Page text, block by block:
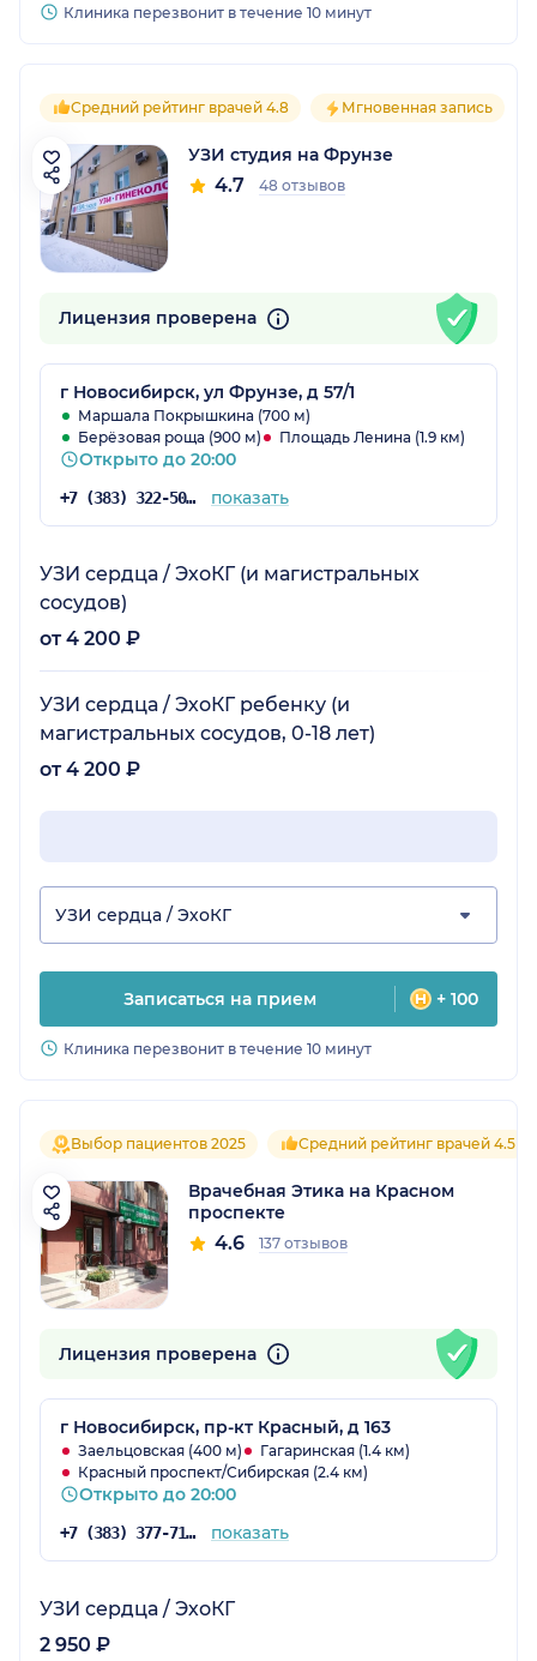
Клиника перезвонит в течение 10 минут
Средний рейтинг врачей 4.8 Мгновенная запись
УЗИ студия на Фрунзе
4.7 48 отзывов
Лицензия проверена
г Новосибирск, ул Фрунзе, д 57/1
Маршала Покрышкина (700 м)
Берёзовая роща (900 м)
Площадь Ленина (1.9 км)
Открыто до 20:00
+7 (383) 322-50-35 показать
УЗИ сердца / ЭхоКГ (и магистральных
сосудов)
от 4 200 ₽
УЗИ сердца / ЭхоКГ ребенку (и
магистральных сосудов, 0-18 лет)
от 4 200 ₽
УЗИ сердца / ЭхоКГ
Записаться на прием + 100
Клиника перезвонит в течение 10 минут
Выбор пациентов 2025 Средний рейтинг врачей 4.5
Врачебная Этика на Красном
проспекте
4.6 137 отзывов
Лицензия проверена
г Новосибирск, пр-кт Красный, д 163
Заельцовская (400 м)
Гагаринская (1.4 км)
Красный проспект/Сибирская (2.4 км)
Открыто до 20:00
+7 (383) 377-71-94 показать
УЗИ сердца / ЭхоКГ
2 950 ₽